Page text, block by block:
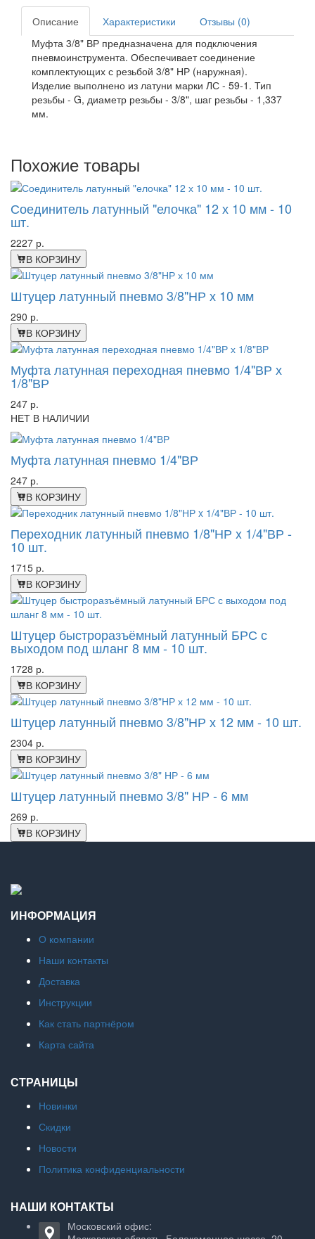
Описание Характеристики
Отзывы (0)
Муфта 3/8" ВР предназначена для подключения
пневмоинструмента. Обеспечивает соединение
комплектующих с резьбой 3/8" НР (наружная).
Изделие выполнено из латуни марки ЛС - 59-1. Тип
резьбы - G, диаметр резьбы - 3/8", шаг резьбы - 1,337
мм.
Похожие товары
Соединитель латунный "елочка" 12 х 10 мм - 10
шт.
2227 р.
В КОРЗИНУ
Штуцер латунный пневмо 3/8"НР х 10 мм
290 р.
В КОРЗИНУ
Муфта латунная переходная пневмо 1/4"ВР х
1/8"ВР
247 р.
НЕТ В НАЛИЧИИ
Муфта латунная пневмо 1/4"ВР
247 р.
В КОРЗИНУ
Переходник латунный пневмо 1/8"НР x 1/4"ВР -
10 шт.
1715 р.
В КОРЗИНУ
Штуцер быстроразъёмный латунный БРС с
выходом под шланг 8 мм - 10 шт.
1728 р.
В КОРЗИНУ
Штуцер латунный пневмо 3/8"НР х 12 мм - 10 шт.
2304 р.
В КОРЗИНУ
Штуцер латунный пневмо 3/8" НР - 6 мм
269 р.
В КОРЗИНУ
ИНФОРМАЦИЯ
О компании
Наши контакты
Доставка
Инструкции
Как стать партнёром
Карта сайта
СТРАНИЦЫ
Новинки
Скидки
Новости
Политика конфиденциальности
НАШИ КОНТАКТЫ
Московский офис: